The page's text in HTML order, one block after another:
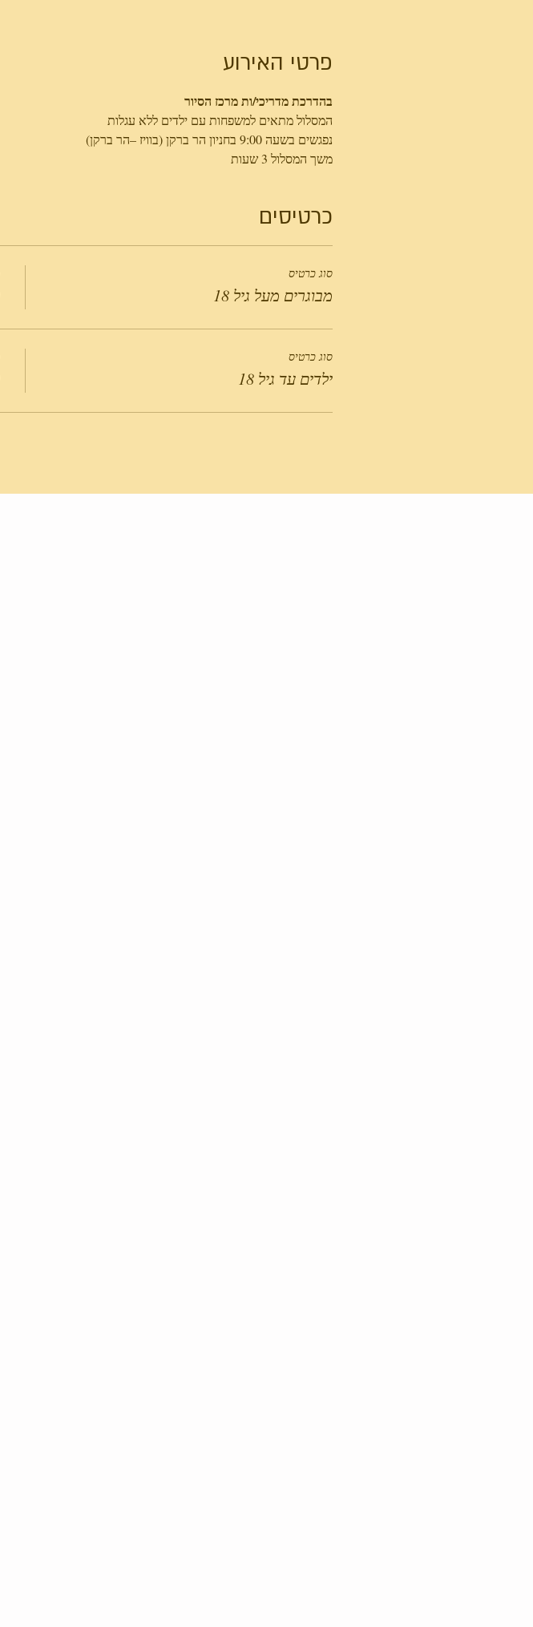
פרטי האירוע
בהדרכת מדריכי/ות מרכז הסיור
המסלול מתאים למשפחות עם ילדים ללא עגלות
נפגשים בשעה 9:00 בחניון הר ברקן (בוויז –הר ברקן)
משך המסלול 3 שעות
כרטיסים
סוג כרטיס
מבוגרים מעל גיל 18
סוג כרטיס
ילדים עד גיל 18